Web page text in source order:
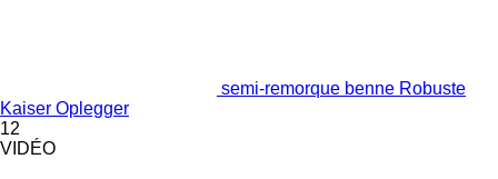
semi-remorque benne Robuste
Kaiser Oplegger
12
VIDÉO